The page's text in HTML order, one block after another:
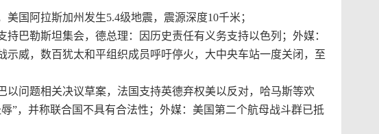
美国阿拉斯加州发生5.4级地震，震源深度10千米；
持巴勒斯坦集会，德总理：因历史责任有义务支持以色列；外媒：
示威，数百犹太和平组织成员呼吁停火，大中央车站一度关闭，至
以问题相关决议草案，法国支持英德弃权美以反对，哈马斯等欢
”，并称联合国不具有合法性；外媒：美国第二个航母战斗群已抵